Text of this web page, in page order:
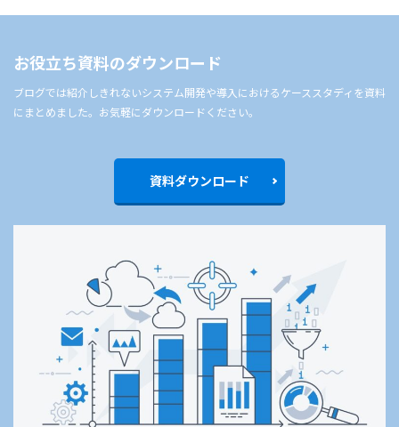
お役立ち資料のダウンロード
ブログでは紹介しきれないシステム開発や導入におけるケーススタディを資料
にまとめました。お気軽にダウンロードください。
資料ダウンロード